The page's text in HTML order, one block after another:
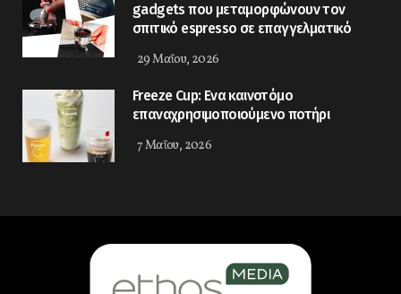
gadgets που μεταμορφώνουν τον
σπιτικό espresso σε επαγγελματικό
29 Μαΐου, 2026
Freeze Cup: Eνα καινοτόμο
επαναχρησιμοποιούμενο ποτήρι
7 Μαΐου, 2026